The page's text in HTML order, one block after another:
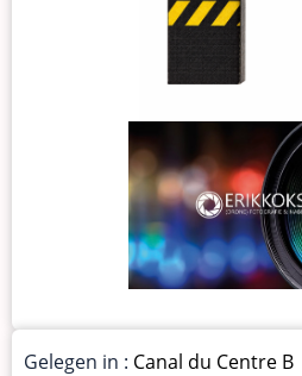
Gelegen in : Canal du Centre B